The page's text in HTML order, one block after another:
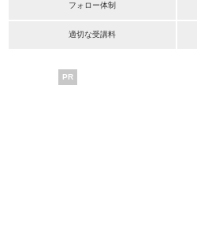
フォロー体制
適切な受講料
PR